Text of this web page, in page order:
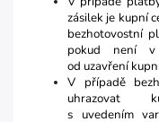
zásilek je kupní
bezhotovostní
pokud není v
od uzavření
V případě
uhrazovat
s uvedením